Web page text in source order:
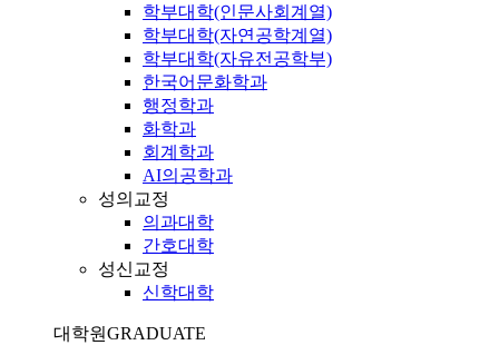
학부대학(인문사회계열)
학부대학(자연공학계열)
학부대학(자유전공학부)
한국어문화학과
행정학과
화학과
회계학과
AI의공학과
성의교정
의과대학
간호대학
성신교정
신학대학
대학원GRADUATE